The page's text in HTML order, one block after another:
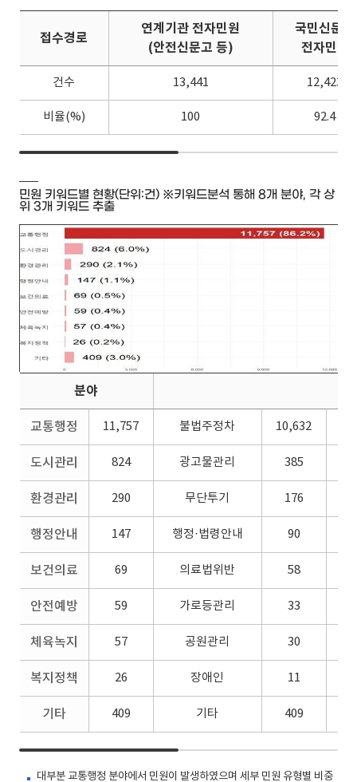
접수경로
연계기관 전자민원
(안전신문고 등)
국민신문고
전자민원
건수 13,441 12,423
비율(%) 100 92.4
민원 키워드별 현황(단위:건) ※키워드분석 통해 8개 분야, 각 상
위 3개 키워드 추출
분야
교통행정 11,757 불법주정차 10,632
도시관리 824 광고물관리 385
환경관리 290 무단투기 176
행정안내 147 행정·법령안내 90
보건의료 69 의료법위반 58
안전예방 59 가로등관리 33
체육녹지 57 공원관리 30
복지정책 26 장애인 11
기타 409 기타 409
대부분 교통행정 분야에서 민원이 발생하였으며 세부 민원 유형별 비중